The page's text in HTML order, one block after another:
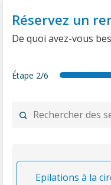
Réservez un
De quoi avez-vous
Étape 2/6 forecast
Epilations à la